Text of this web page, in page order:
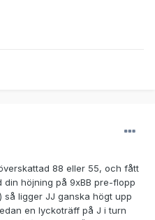
88 eller 55, och fått
höjning på 9xBB pre-flopp
ligger JJ ganska högt upp
en lyckoträff på J i turn